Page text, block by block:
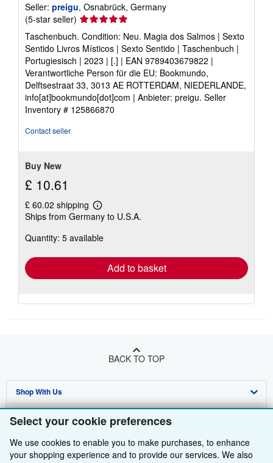
Select your cookie preferences
We use cookies to enable you to make purchases, to enhance
your shopping experience and to provide our services. We also
Seller: preigu, Osnabrück, Germany
(5-star seller) Seller
rating
5
out
of
5
stars
Taschenbuch. Condition: Neu. Magia dos Salmos | Sexto
Sentido Livros Místicos | Sexto Sentido | Taschenbuch |
Portugiesisch | 2023 | [.] | EAN 9789403679822 |
Verantwortliche Person für die EU: Bookmundo,
Delftsestraat 33, 3013 AE ROTTERDAM, NIEDERLANDE,
info[at]bookmundo[dot]com | Anbieter: preigu. Seller
Inventory # 125866870
Contact seller
Buy New
£ 10.61
£ 60.02 shipping
Learn
more
shipping
Ships from Germany to U.S.A.
Quantity: 5 available
Add to basket
BACK TO TOP
Shop With Us
Advanced Search
Browse Collections
Sell With Us
Start Selling
About Us